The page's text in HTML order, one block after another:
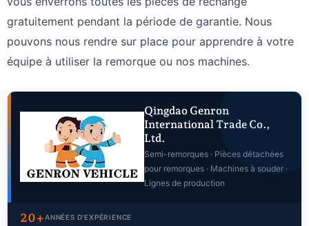
gratuitement pendant la période de garantie. Nous
pouvons nous rendre sur place pour apprendre à votre
équipe à utiliser la remorque ou nos machines.
Qingdao Genron
International Trade Co.,
Ltd.
Semi-remorques · Pièces détachées
pour remorques · Machines à souder ·
Lignes de production
20+ANNÉES D'EXPÉRIENCE